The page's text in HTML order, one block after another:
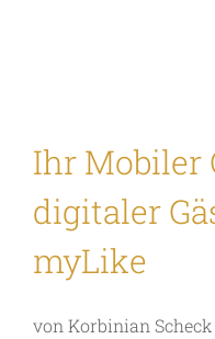
Ihr Mobiler
digitaler
myLike
von Korbinian Scheck